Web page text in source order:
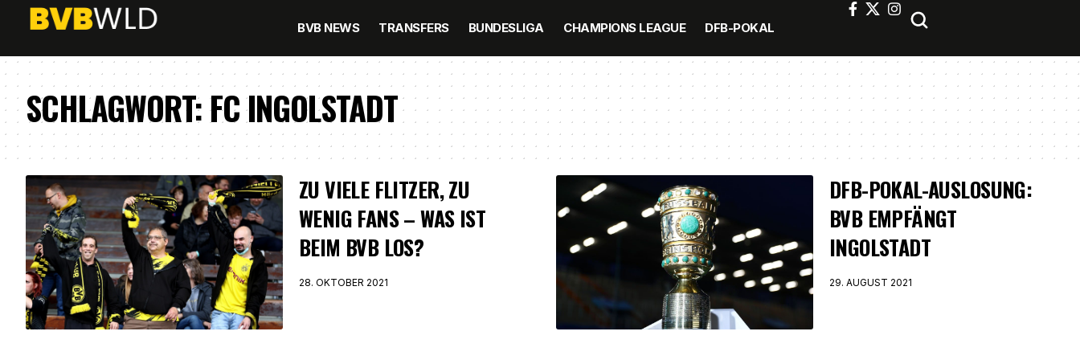
BVB NEWS TRANSFERS BUNDESLIGA CHAMPIONS LEAGUE DFB-POKAL
SCHLAGWORT:FC INGOLSTADT
ZU VIELE FLITZER, ZU
WENIG FANS – WAS IST
BEIM BVB LOS?
28. OKTOBER 2021
DFB-POKAL-AUSLOSUNG:
BVB EMPFÄNGT
INGOLSTADT
29. AUGUST 2021